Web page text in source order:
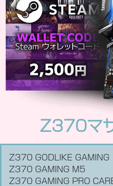
Z370マ
Z370 GODLIKE GAMING
Z370 GAMING M5
Z370 GAMING PRO